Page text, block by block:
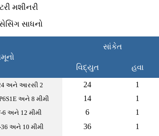
મશીનરી
સાધનો
સાંકેત
વિદ્યુત હવા
24 અને આરસી 2 24 1
અને 8 મીમી 14 1
6 અને 12 મીમી 6 1
36 અને 10 મીમી 36 1